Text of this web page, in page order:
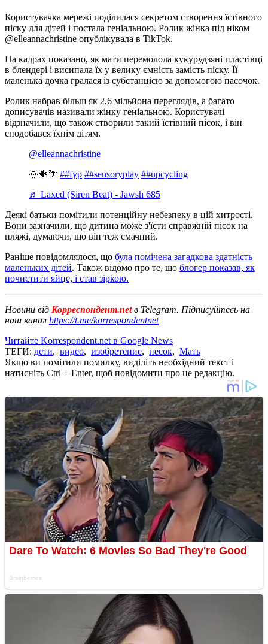
Користувачка мережі поділилася секретом створення їстівного
піску для дітей і постала геніальною. Ролик жінка під ніком
@elleannachristine опублікувала в TikTok.
На кадрах показано, як мати перемолола кукурудзяні пластівці
в блендері і висипала їх у велику ємність замість піску. Її
маленька дочка гралася із субстанцією за допомогою пасочок.
Ролик набрав більш як 2,6 мільйона переглядів, а багато
дописувачів називали жінку геніальною. Користувачі
відзначили, що також створили такий їстівний пісок, і він
сподобався їхнім дітям.
@elleannachristine
🌞🐠🌴 ##fyp ##sensoryplay ##upcycling
♬ Laxed (Siren Beat) - Jawsh 685
Деякі батьки помітили потенційну небезпеку в цій хитрості.
Вони зазначили, що дитина може з'їсти справжній пісок на
пляжі, думаючи, що він теж смачний.
Раніше повідомлялося, що була помічена загадкова здатність
маленьких дітей. Також відомо про те, що блогер показав, як
почистити яйце, і став зіркою.
Новини від Корреспондент.netв Telegram. Підписуйтесь на
наш канал https://t.me/korrespondentnet
Читайте Korrespondent.net в Google News
ТЕГИ: дети, видео, изобретение, песок, Мать
Якщо ви помітили помилку, виділіть необхідний текст і
натисніть Ctrl + Enter, щоб повідомити про це редакцію.